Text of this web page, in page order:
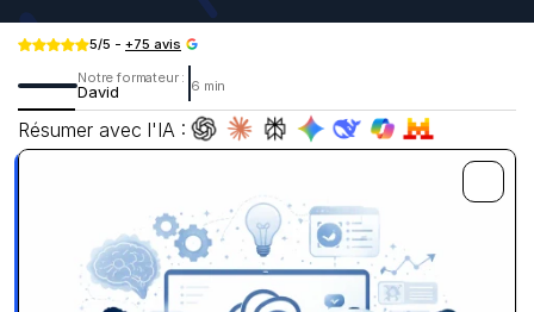
5/5 - +75 avis
Notre formateur :
David 6 min
Résumer avec l'IA :